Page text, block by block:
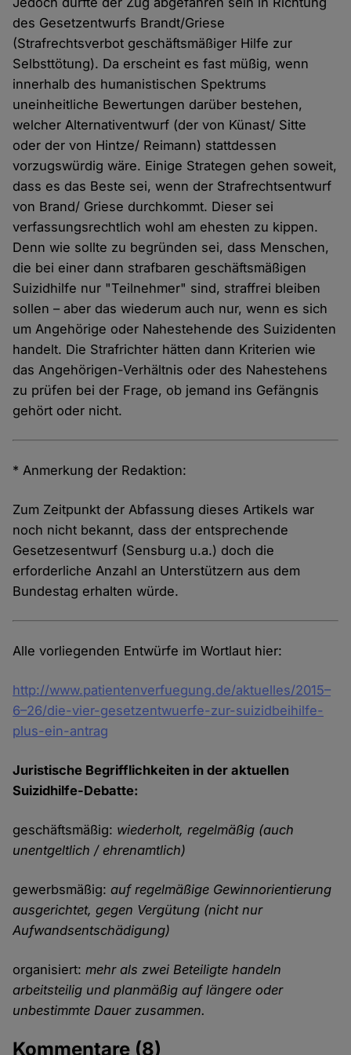
des Gesetzentwurfs Brandt/Griese
(Strafrechtsverbot geschäftsmäßiger Hilfe zur
Selbsttötung). Da erscheint es fast müßig, wenn
innerhalb des humanistischen Spektrums
uneinheitliche Bewertungen darüber bestehen,
welcher Alternativentwurf (der von Künast/ Sitte
oder der von Hintze/ Reimann) stattdessen
vorzugswürdig wäre. Einige Strategen gehen soweit,
dass es das Beste sei, wenn der Strafrechtsentwurf
von Brand/ Griese durchkommt. Dieser sei
verfassungsrechtlich wohl am ehesten zu kippen.
Denn wie sollte zu begründen sei, dass Menschen,
die bei einer dann strafbaren geschäftsmäßigen
Suizidhilfe nur "Teilnehmer" sind, straffrei bleiben
sollen – aber das wiederum auch nur, wenn es sich
um Angehörige oder Nahestehende des Suizidenten
handelt. Die Strafrichter hätten dann Kriterien wie
das Angehörigen-Verhältnis oder des Nahestehens
zu prüfen bei der Frage, ob jemand ins Gefängnis
gehört oder nicht.
* Anmerkung der Redaktion:
Zum Zeitpunkt der Abfassung dieses Artikels war
noch nicht bekannt, dass der entsprechende
Gesetzesentwurf (Sensburg u.a.) doch die
erforderliche Anzahl an Unterstützern aus dem
Bundestag erhalten würde.
Alle vorliegenden Entwürfe im Wortlaut hier:
http://www.patientenverfuegung.de/aktuelles/2015–
6–26/die-vier-gesetzentwuerfe-zur-suizidbeihilfe-
plus-ein-antrag
Juristische Begrifflichkeiten in der aktuellen
Suizidhilfe-Debatte:
geschäftsmäßig: wiederholt, regelmäßig (auch
unentgeltlich / ehrenamtlich)
gewerbsmäßig:auf regelmäßige Gewinnorientierung
ausgerichtet, gegen Vergütung (nicht nur
Aufwandsentschädigung)
organisiert:mehr als zwei Beteiligte handeln
arbeitsteilig und planmäßig auf längere oder
unbestimmte Dauer zusammen.
Kommentare (8)